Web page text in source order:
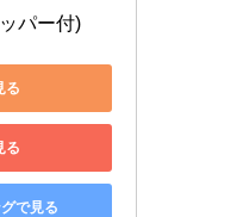
パー付)
る
る
で見る